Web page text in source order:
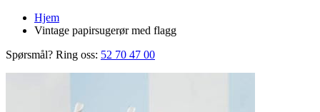
Hjem
Vintage papirsugerør med flagg
Spørsmål? Ring oss: 52 70 47 00